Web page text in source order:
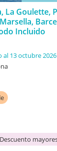
La Goulette,
Incluido
al 13 octubre 2026
Descuento